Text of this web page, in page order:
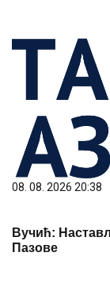
08. 08. 2026 20:38
Вучић:
Пазове